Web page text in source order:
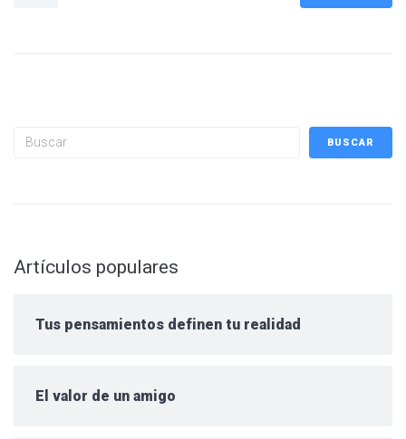
Buscar BUSCAR
Artículos populares
Tus pensamientos definen tu realidad
El valor de un amigo